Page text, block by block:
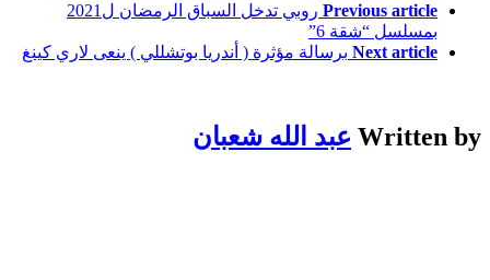
Previous article
روبي تدخل السباق الرمضان ل2021
بمسلسل “شقة 6”
Next article برسالة مؤثرة ( أندريا بوتشللي ) ينعى لاري كينغ
Written by عبد الله شعبان